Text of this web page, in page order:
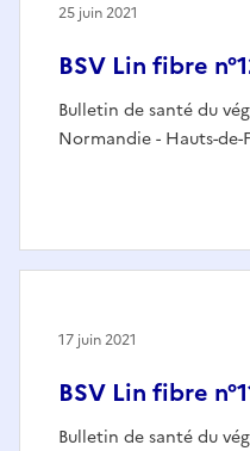
BSV Lin fibre
Bulletin de santé du
Normandie - Hauts-de-
25 juin 2021
BSV Lin fibre
Bulletin de santé du
17 juin 2021